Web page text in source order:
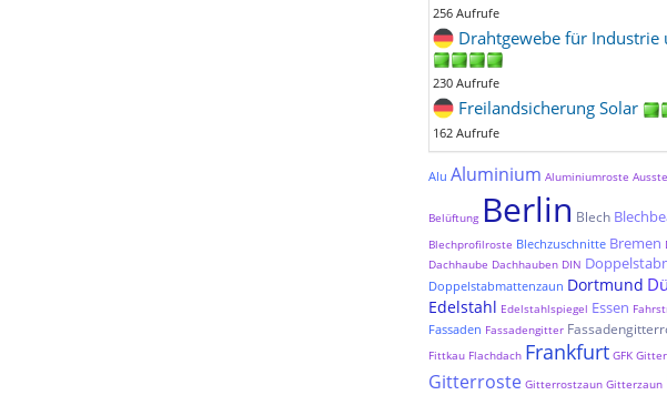
256 Aufrufe
Drahtgewebe für Industrie
230 Aufrufe
Freilandsicherung Solar
162 Aufrufe
Alu Aluminium Aluminiumroste
Belüftung Berlin Blech
Blechprofilroste Blechzuschnitte Bremen
Dachhaube Dachhauben DIN
Doppelstabmattenzaun Dortmund
Edelstahl Edelstahlspiegel Essen
Fassaden Fassadengitter
Fittkau Flachdach Frankfurt GFK Gitter
Gitterroste Gitterrostzaun Gitterzaun